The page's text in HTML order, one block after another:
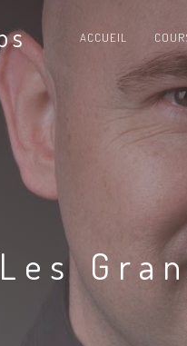
ACCUEIL
Les